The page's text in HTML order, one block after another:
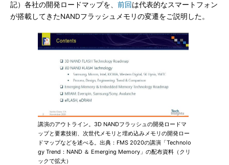
記）各社の開発ロードマップを、 前回は代表的なスマートフォン
が搭載してきたNANDフラッシュメモリの変遷をご説明した。
講演のアウトライン。3D NANDフラッシュの開発ロードマ
ップと要素技術、次世代メモリと埋め込みメモリの開発ロー
ドマップなどを述べる。出典：FMS 2020の講演「Technolo
gy Trend：NAND ＆ Emerging Memory」の配布資料（クリ
ックで拡大）